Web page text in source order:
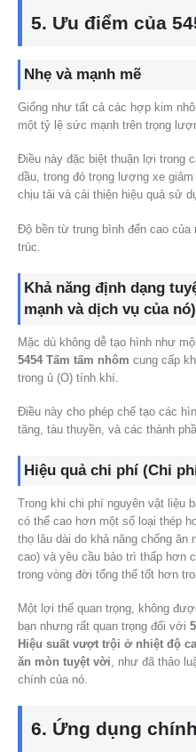
5. Ưu điểm của
Nhẹ và mạnh mẽ
Giống như tất cả các hợp kim
một tỷ lệ sức mạnh trên trọng
Điều này đặc biệt thuận lợi trong
dầu, trong đó trọng lượng xe
chịu tải và cải thiện hiệu quả sử
Độ bền từ trung bình đến cao của
trúc.
Khả năng định dạng
mạnh và dịch vụ của nó)
Mặc dù không dễ tạo hình như
5454 Tấm tấm nhôm cung cấp
trong ủ (O) tính khí.
Điều này cho phép chế tạo các
tăng, tàu thuyền, và các thành
Hiệu quả chi phí (Chi
Trong khi chi phí nguyên vật liệu
có thể cao hơn một số loại thép
thọ lâu dài do khả năng chống
cao) và yêu cầu bảo trì thấp hơn
trong vòng đời tổng thể tốt hơn
Một lợi thế quan trọng, không
bạn nhưng rất quan trọng đối với
Hiệu suất vượt trội ở nhiệt độ
ăn mòn tuyệt vời, như đã thảo
chính của nó.
6. Ứng dụng